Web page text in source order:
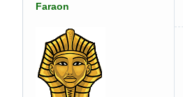
Faraon